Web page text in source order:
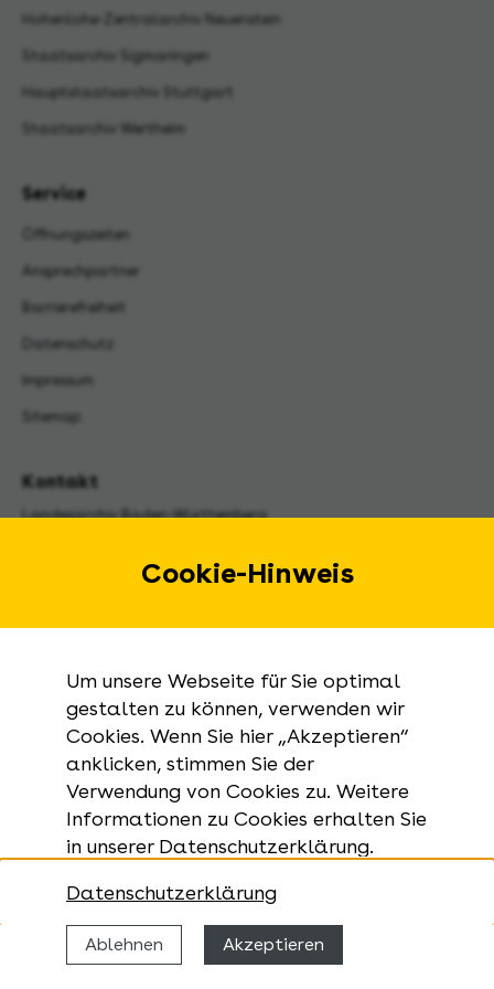
Cookie-Hinweis
Um unsere Webseite für Sie optimal
gestalten zu können, verwenden wir
Cookies. Wenn Sie hier „Akzeptieren“
anklicken, stimmen Sie der
Verwendung von Cookies zu. Weitere
Informationen zu Cookies erhalten Sie
in unserer Datenschutzerklärung.
Datenschutzerklärung
Ablehnen Akzeptieren
Hohenlohe-Zentralarchiv Neuenstein
Staatsarchiv Sigmaringen
Hauptstaatsarchiv Stuttgart
Staatsarchiv Wertheim
Service
Öffnungszeiten
Ansprechpartner
Barrierefreiheit
Datenschutz
Impressum
Sitemap
Kontakt
Landesarchiv Baden-Württemberg
+49 711 212-4272
Anfragen zu Archivgut:
+49 711 335075-555
Telefax:
+49 711 212-4283